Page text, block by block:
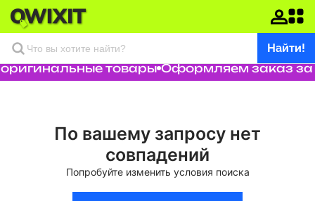
Найти!
товары Оформляем заказ за
По вашему запросу нет
совпадений
Попробуйте изменить условия поиска